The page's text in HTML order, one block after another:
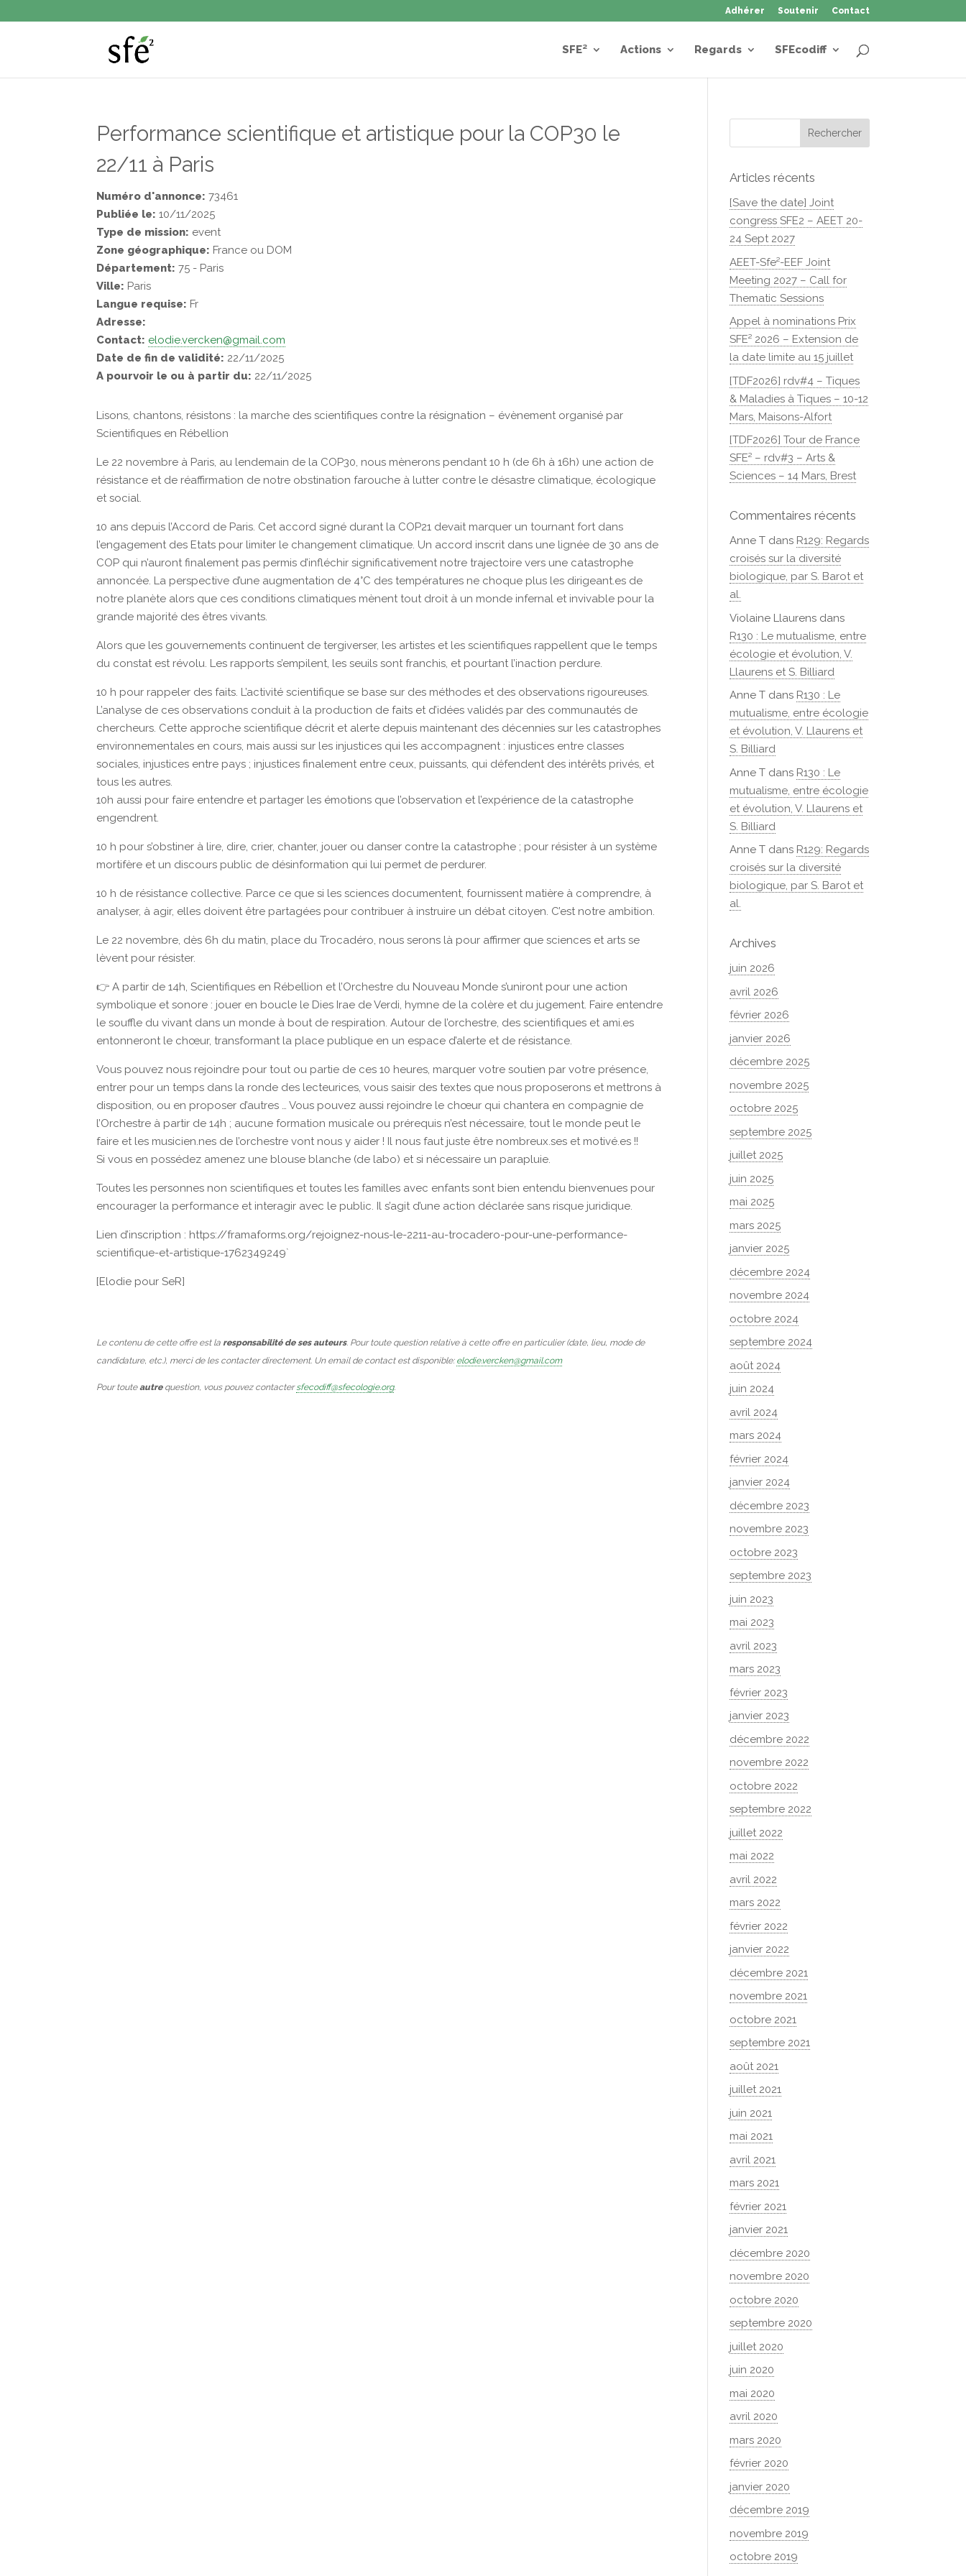
Adhérer Soutenir Contact
SFE² Actions Regards SFEcodiff
Performance scientifique et artistique pour la COP30 le
22/11 à Paris
Numéro d'annonce: 73461
Publiée le: 10/11/2025
Type de mission: event
Zone géographique: France ou DOM
Département: 75 - Paris
Ville: Paris
Langue requise: Fr
Adresse:
Contact: elodie.vercken@gmail.com
Date de fin de validité: 22/11/2025
A pourvoir le ou à partir du: 22/11/2025
Lisons, chantons, résistons : la marche des scientifiques contre la résignation – évènement organisé par
Scientifiques en Rébellion
Le 22 novembre à Paris, au lendemain de la COP30, nous mènerons pendant 10 h (de 6h à 16h) une action de
résistance et de réaffirmation de notre obstination farouche à lutter contre le désastre climatique, écologique
et social.
10 ans depuis l’Accord de Paris. Cet accord signé durant la COP21 devait marquer un tournant fort dans
l’engagement des Etats pour limiter le changement climatique. Un accord inscrit dans une lignée de 30 ans de
COP qui n’auront finalement pas permis d’infléchir significativement notre trajectoire vers une catastrophe
annoncée. La perspective d’une augmentation de 4°C des températures ne choque plus les dirigeant.es de
notre planète alors que ces conditions climatiques mènent tout droit à un monde infernal et invivable pour la
grande majorité des êtres vivants.
Alors que les gouvernements continuent de tergiverser, les artistes et les scientifiques rappellent que le temps
du constat est révolu. Les rapports s’empilent, les seuils sont franchis, et pourtant l’inaction perdure.
10 h pour rappeler des faits. L’activité scientifique se base sur des méthodes et des observations rigoureuses.
L’analyse de ces observations conduit à la production de faits et d’idées validés par des communautés de
chercheurs. Cette approche scientifique décrit et alerte depuis maintenant des décennies sur les catastrophes
environnementales en cours, mais aussi sur les injustices qui les accompagnent : injustices entre classes
sociales, injustices entre pays ; injustices finalement entre ceux, puissants, qui défendent des intérêts privés, et
tous les autres.
10h aussi pour faire entendre et partager les émotions que l’observation et l’expérience de la catastrophe
engendrent.
10 h pour s’obstiner à lire, dire, crier, chanter, jouer ou danser contre la catastrophe ; pour résister à un système
mortifère et un discours public de désinformation qui lui permet de perdurer.
10 h de résistance collective. Parce ce que si les sciences documentent, fournissent matière à comprendre, à
analyser, à agir, elles doivent être partagées pour contribuer à instruire un débat citoyen. C’est notre ambition.
Le 22 novembre, dès 6h du matin, place du Trocadéro, nous serons là pour affirmer que sciences et arts se
lèvent pour résister.
👉 A partir de 14h, Scientifiques en Rébellion et l’Orchestre du Nouveau Monde s’uniront pour une action
symbolique et sonore : jouer en boucle le Dies Irae de Verdi, hymne de la colère et du jugement. Faire entendre
le souffle du vivant dans un monde à bout de respiration. Autour de l’orchestre, des scientifiques et ami.es
entonneront le chœur, transformant la place publique en un espace d’alerte et de résistance.
Vous pouvez nous rejoindre pour tout ou partie de ces 10 heures, marquer votre soutien par votre présence,
entrer pour un temps dans la ronde des lecteurices, vous saisir des textes que nous proposerons et mettrons à
disposition, ou en proposer d’autres … Vous pouvez aussi rejoindre le chœur qui chantera en compagnie de
l’Orchestre à partir de 14h ; aucune formation musicale ou prérequis n’est nécessaire, tout le monde peut le
faire et les musicien.nes de l’orchestre vont nous y aider ! Il nous faut juste être nombreux.ses et motivé.es !!
Si vous en possédez amenez une blouse blanche (de labo) et si nécessaire un parapluie.
Toutes les personnes non scientifiques et toutes les familles avec enfants sont bien entendu bienvenues pour
encourager la performance et interagir avec le public. Il s’agit d’une action déclarée sans risque juridique.
Lien d’inscription : https://framaforms.org/rejoignez-nous-le-2211-au-trocadero-pour-une-performance-
scientifique-et-artistique-1762349249`
[Elodie pour SeR]
Le contenu de cette offre est laresponsabilité de ses auteurs. Pour toute question relative à cette offre en particulier (date, lieu, mode de
candidature, etc.), merci de les contacter directement. Un email de contact est disponible: elodie.vercken@gmail.com
Pour touteautrequestion, vous pouvez contactersfecodiff@sfecologie.org.
Articles récents
[Save the date] Joint
congress SFE2 – AEET 20-
24 Sept 2027
AEET-Sfe²-EEF Joint
Meeting 2027 – Call for
Thematic Sessions
Appel à nominations Prix
SFE² 2026 – Extension de
la date limite au 15 juillet
[TDF2026] rdv#4 – Tiques
& Maladies à Tiques – 10-12
Mars, Maisons-Alfort
[TDF2026] Tour de France
SFE² – rdv#3 – Arts &
Sciences – 14 Mars, Brest
Commentaires récents
Anne T dans R129: Regards
croisés sur la diversité
biologique, par S. Barot et
al.
Violaine Llaurens dans
R130 : Le mutualisme, entre
écologie et évolution, V.
Llaurens et S. Billiard
Anne T dans R130 : Le
mutualisme, entre écologie
et évolution, V. Llaurens et
S. Billiard
Anne T dans R130 : Le
mutualisme, entre écologie
et évolution, V. Llaurens et
S. Billiard
Anne T dans R129: Regards
croisés sur la diversité
biologique, par S. Barot et
al.
Archives
juin 2026
avril 2026
février 2026
janvier 2026
décembre 2025
novembre 2025
octobre 2025
septembre 2025
juillet 2025
juin 2025
mai 2025
mars 2025
janvier 2025
décembre 2024
novembre 2024
octobre 2024
septembre 2024
août 2024
juin 2024
avril 2024
mars 2024
février 2024
janvier 2024
décembre 2023
novembre 2023
octobre 2023
septembre 2023
juin 2023
mai 2023
avril 2023
mars 2023
février 2023
janvier 2023
décembre 2022
novembre 2022
octobre 2022
septembre 2022
juillet 2022
mai 2022
avril 2022
mars 2022
février 2022
janvier 2022
décembre 2021
novembre 2021
octobre 2021
septembre 2021
août 2021
juillet 2021
juin 2021
mai 2021
avril 2021
mars 2021
février 2021
janvier 2021
décembre 2020
novembre 2020
octobre 2020
septembre 2020
juillet 2020
juin 2020
mai 2020
avril 2020
mars 2020
février 2020
janvier 2020
décembre 2019
novembre 2019
octobre 2019